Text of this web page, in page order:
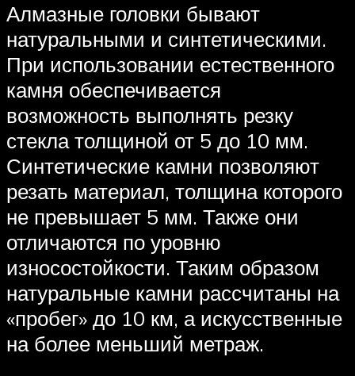
Алмазные головки бывают
натуральными и синтетическими.
При использовании естественного
камня обеспечивается
возможность выполнять резку
стекла толщиной от 5 до 10 мм.
Синтетические камни позволяют
резать материал, толщина которого
не превышает 5 мм. Также они
отличаются по уровню
износостойкости. Таким образом
натуральные камни рассчитаны на
«пробег» до 10 км, а искусственные
на более меньший метраж.